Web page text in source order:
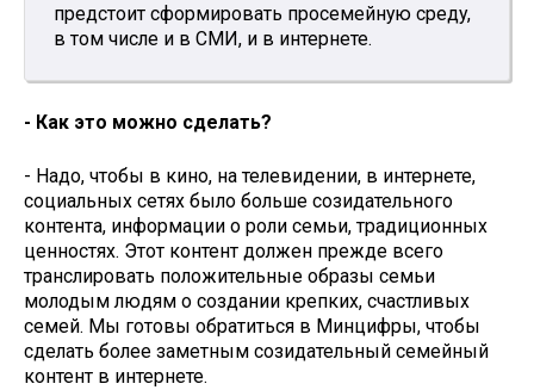
предстоит сформировать просемейную среду,
в том числе и в СМИ, и в интернете.
- Как это можно сделать?
- Надо, чтобы в кино, на телевидении, в интернете,
социальных сетях было больше созидательного
контента, информации о роли семьи, традиционных
ценностях. Этот контент должен прежде всего
транслировать положительные образы семьи
молодым людям о создании крепких, счастливых
семей. Мы готовы обратиться в Минцифры, чтобы
сделать более заметным созидательный семейный
контент в интернете.